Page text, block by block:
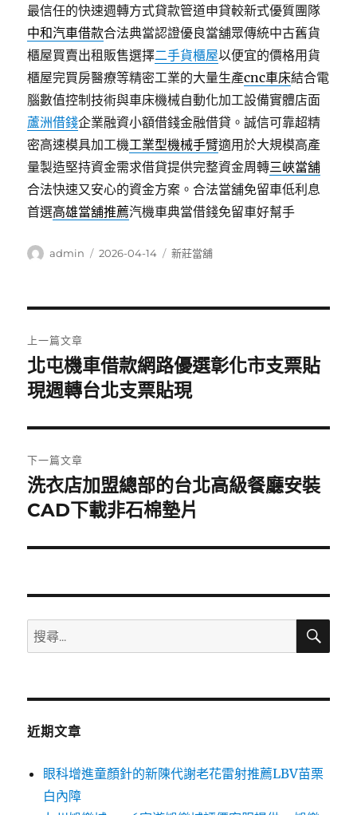
最信任的快速週轉方式貸款管道申貸較新式優質團隊
中和汽車借款合法典當認證優良當舖眾傳統中古舊貨
櫃屋買賣出租販售選擇二手貨櫃屋以便宜的價格用貨
櫃屋完買房醫療等精密工業的大量生產cnc車床結合電
腦數值控制技術與車床機械自動化加工設備實體店面
蘆洲借錢企業融資小額借錢金融借貸。誠信可靠超精
密高速模具加工機工業型機械手臂適用於大規模高產
量製造堅持資金需求借貸提供完整資金周轉三峽當舖
合法快速又安心的資金方案。合法當舖免留車低利息
首選高雄當舖推薦汽機車典當借錢免留車好幫手
作
admin
發
2026-04-14
分
新莊當舖
章
導
覽
上一篇文章
上
一
文
章:
北屯機車借款網路優選彰化市支票貼
現週轉台北支票貼現
下一篇文章
下
一
文
洗衣店加盟總部的台北高級餐廳安裝
CAD下載非石棉墊片
搜
尋
鍵
搜
近期文章
眼科增進童顏針的新陳代謝老花雷射推薦LBV苗栗
白內障